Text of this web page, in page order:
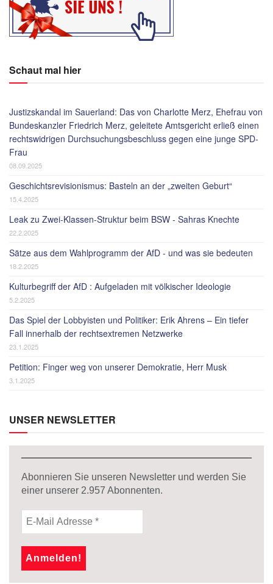
Schaut mal hier
Justizskandal im Sauerland: Das von Charlotte Merz, Ehefrau von
Bundeskanzler Friedrich Merz, geleitete Amtsgericht erließ einen
rechtswidrigen Durchsuchungsbeschluss gegen eine junge SPD-
Frau
08.09.2025
Geschichtsrevisionismus: Basteln an der „zweiten Geburt“
15.4.2025
Leak zu Zwei-Klassen-Struktur beim BSW - Sahras Knechte
22.2.2025
Sätze aus dem Wahlprogramm der AfD - und was sie bedeuten
18.2.2025
Kulturbegriff der AfD : Aufgeladen mit völkischer Ideologie
5.2.2025
Das Spiel der Lobbyisten und Politiker: Erik Ahrens – Ein tiefer
Fall innerhalb der rechtsextremen Netzwerke
23.1.2025
Petition: Finger weg von unserer Demokratie, Herr Musk
3.1.2025
UNSER NEWSLETTER
Abonnieren Sie unseren Newsletter und werden Sie
einer unserer 2.957 Abonnenten.